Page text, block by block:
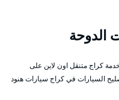
الدوحة
كراج متنقل اون لاين على
السيارات في كراج سيارات هنود